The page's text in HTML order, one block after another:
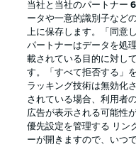
プライバシー・ポリシ
利用条件
当社と当社のパートナー
ータや一意的識別子など
上に保存します。「同意
パートナーはデータを処
載されている目的に対し
す。「すべて拒否する」
ラッキング技術は無効化
されている場合、利用者
広告が表示される可能性
優先設定を管理する リン
ーが開きますので、いつ